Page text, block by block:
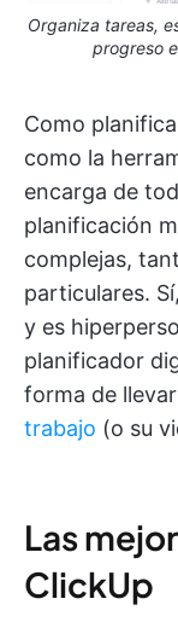
Organiza tareas,
progreso
Como
como la
encarga de
planificación
complejas,
particulares.
y es
planificador
forma de
trabajo (o su
Las
ClickUp